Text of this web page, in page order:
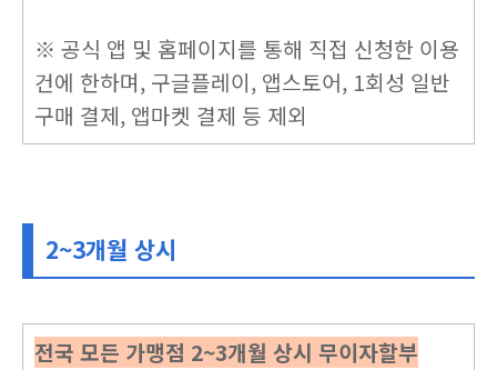
※ 공식 앱 및 홈페이지를 통해 직접 신청한 이용
건에 한하며, 구글플레이, 앱스토어, 1회성 일반
구매 결제, 앱마켓 결제 등 제외
2~3개월 상시
전국 모든 가맹점 2~3개월 상시 무이자할부